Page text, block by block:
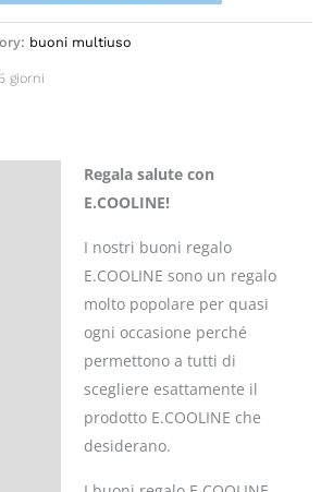
buoni multiuso
giorni
Regala salute con
E.COOLINE!
I nostri buoni regalo
E.COOLINE sono un regalo
molto popolare per quasi
ogni occasione perché
permettono a tutti di
scegliere esattamente il
prodotto E.COOLINE che
desiderano.